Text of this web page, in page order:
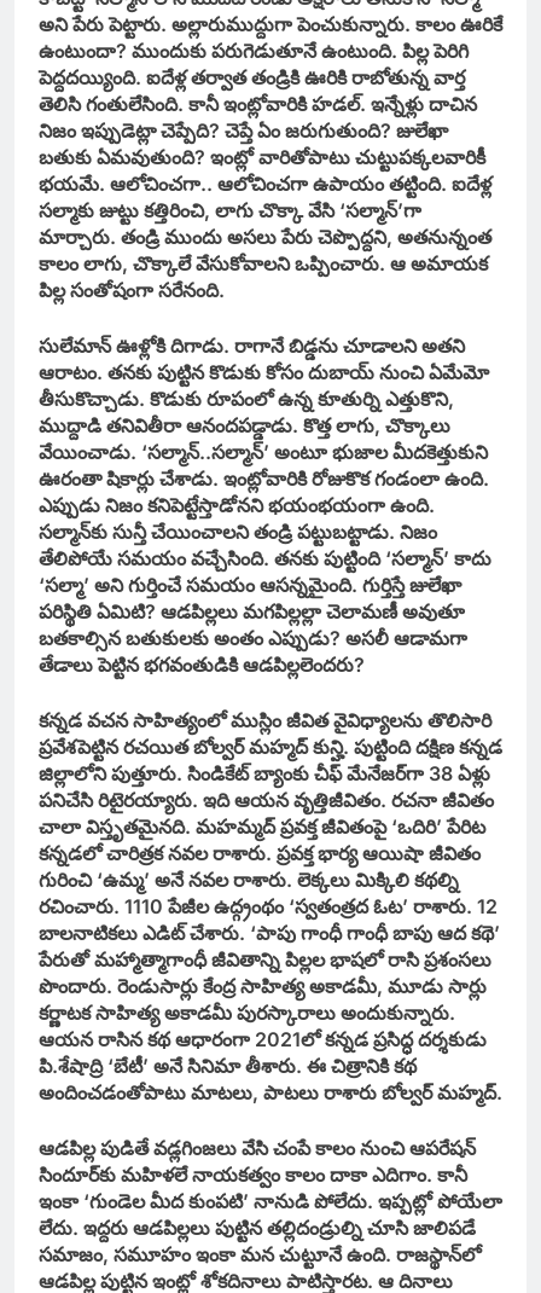
అని పేరు పెట్టారు. అల్లారుముద్దుగా పెంచుకున్నారు. కాలం ఊరికే
ఉంటుందా? ముందుకు పరుగెడుతూనే ఉంటుంది. పిల్ల పెరిగి
పెద్దదయ్యింది. ఐదేళ్ల తర్వాత తండ్రికి ఊరికి రాబోతున్న వార్త
తెలిసి గంతులేసింది. కానీ ఇంట్లోవారికి హడల్. ఇన్నేళ్లు దాచిన
నిజం ఇప్పుడెట్లా చెప్పేది? చెప్తే ఏం జరుగుతుంది? జులేఖా
బతుకు ఏమవుతుంది? ఇంట్లో వారితోపాటు చుట్టుపక్కలవారికీ
భయమే. ఆలోచించగా.. ఆలోచించగా ఉపాయం తట్టింది. ఐదేళ్ల
సల్మాకు జుట్టు కత్తిరించి, లాగు చొక్కా వేసి ‘సల్మాన్’‌గా
మార్చారు. తండ్రి ముందు అసలు పేరు చెప్పొద్దని, అతనున్నంత
కాలం లాగు, చొక్కాలే వేసుకోవాలని ఒప్పించారు. ఆ అమాయక
పిల్ల సంతోషంగా సరేనంది.
సులేమాన్ ఊళ్లోకి దిగాడు. రాగానే బిడ్డను చూడాలని అతని
ఆరాటం. తనకు పుట్టిన కొడుకు కోసం దుబాయ్ నుంచి ఏమేమో
తీసుకొచ్చాడు. కొడుకు రూపంలో ఉన్న కూతుర్ని ఎత్తుకొని,
ముద్దాడి తనివితీరా ఆనందపడ్డాడు. కొత్త లాగు, చొక్కాలు
వేయించాడు. ‘సల్మాన్..సల్మాన్’ అంటూ భుజాల మీదకెత్తుకుని
ఊరంతా షికార్లు చేశాడు. ఇంట్లోవారికి రోజుకొక గండంలా ఉంది.
ఎప్పుడు నిజం కనిపెట్టేస్తాడోనని భయంభయంగా ఉంది.
సల్మాన్‌కు సున్తీ చేయించాలని తండ్రి పట్టుబట్టాడు. నిజం
తేలిపోయే సమయం వచ్చేసింది. తనకు పుట్టింది ‘సల్మాన్’ కాదు
‘సల్మా’ అని గుర్తించే సమయం ఆసన్నమైంది. గుర్తిస్తే జులేఖా
పరిస్థితి ఏమిటి? ఆడపిల్లలు మగపిల్లల్లా చెలామణీ అవుతూ
బతకాల్సిన బతుకులకు అంతం ఎప్పుడు? అసలీ ఆడామగా
తేడాలు పెట్టిన భగవంతుడికి ఆడపిల్లలెందరు?
కన్నడ వచన సాహిత్యంలో ముస్లిం జీవిత వైవిధ్యాలను తొలిసారి
ప్రవేశపెట్టిన రచయిత బోల్వర్ మహ్మద్ కున్హి. పుట్టింది దక్షిణ కన్నడ
జిల్లాలోని పుత్తూరు. సిండికేట్ బ్యాంకు చీఫ్ మేనేజర్‌గా 38 ఏళ్లు
పనిచేసి రిటైరయ్యారు. ఇది ఆయన వృత్తిజీవితం. రచనా జీవితం
చాలా విస్తృతమైనది. మహమ్మద్ ప్రవక్త జీవితంపై ‘ఒదిరి’ పేరిట
కన్నడలో చారిత్రక నవల రాశారు. ప్రవక్త భార్య ఆయిషా జీవితం
గురించి ‘ఉమ్మ’ అనే నవల రాశారు. లెక్కలు మిక్కిలి కథల్ని
రచించారు. 1110 పేజీల ఉద్గ్రంథం ‘స్వతంత్రద ఓట’ రాశారు. 12
బాలనాటికలు ఎడిట్ చేశారు. ‘పాపు గాంధీ గాంధీ బాపు ఆద కథె’
పేరుతో మహ్మాత్మాగాంధీ జీవితాన్ని పిల్లల భాషలో రాసి ప్రశంసలు
పొందారు. రెండుసార్లు కేంద్ర సాహిత్య అకాడమీ, మూడు సార్లు
కర్ణాటక సాహిత్య అకాడమీ పురస్కారాలు అందుకున్నారు.
ఆయన రాసిన కథ ఆధారంగా 2021లో కన్నడ ప్రసిద్ధ దర్శకుడు
పి.శేషాద్రి ‘బేటీ’ అనే సినిమా తీశారు. ఈ చిత్రానికి కథ
అందించడంతోపాటు మాటలు, పాటలు రాశారు బోల్వర్ మహ్మద్.
ఆడపిల్ల పుడితే వడ్లగింజలు వేసి చంపే కాలం నుంచి ఆపరేషన్
సిందూర్‌కు మహిళలే నాయకత్వం కాలం దాకా ఎదిగాం. కానీ
ఇంకా ‘గుండెల మీద కుంపటి’ నానుడి పోలేదు. ఇప్పట్లో పోయేలా
లేదు. ఇద్దరు ఆడపిల్లలు పుట్టిన తల్లిదండ్రుల్ని చూసి జాలిపడే
సమాజం, సమూహం ఇంకా మన చుట్టూనే ఉంది. రాజస్థాన్‌లో
ఆడపిల్ల పుట్టిన ఇంట్లో శోకదినాలు పాటిస్తారట. ఆ దినాలు